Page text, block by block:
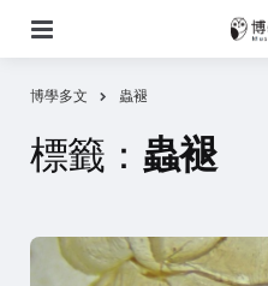
博學多文 蟲褪
標籤： 蟲褪